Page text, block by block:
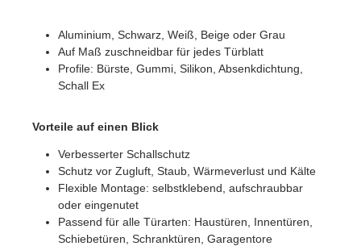
Aluminium, Schwarz, Weiß, Beige oder Grau
Auf Maß zuschneidbar für jedes Türblatt
Profile: Bürste, Gummi, Silikon, Absenkdichtung,
Schall Ex
Vorteile auf einen Blick
Verbesserter Schallschutz
Schutz vor Zugluft, Staub, Wärmeverlust und Kälte
Flexible Montage: selbstklebend, aufschraubbar
oder eingenutet
Passend für alle Türarten: Haustüren, Innentüren,
Schiebetüren, Schranktüren, Garagentore